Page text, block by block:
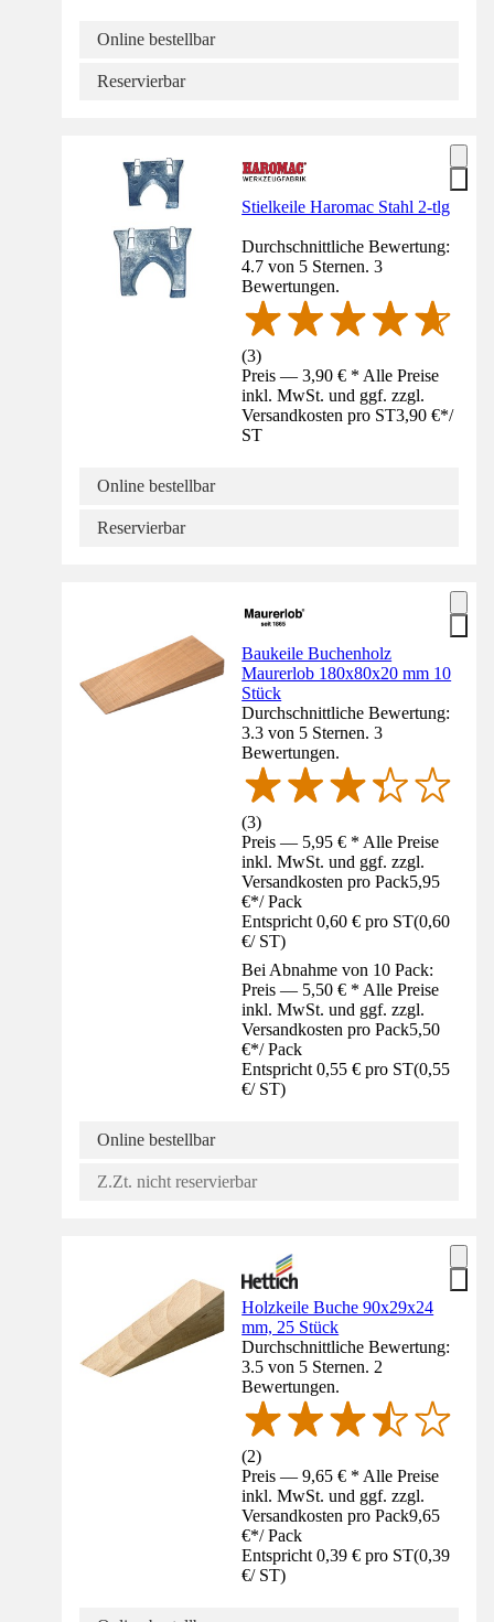
Online bestellbar
Reservierbar
Stielkeile Haromac Stahl 2-tlg
Durchschnittliche Bewertung:
4.7 von 5 Sternen. 3
Bewertungen.
(3)
Preis — 3,90 € * Alle Preise
inkl. MwSt. und ggf. zzgl.
Versandkosten pro ST3,90 €*/
ST
Online bestellbar
Reservierbar
Baukeile Buchenholz
Maurerlob 180x80x20 mm 10
Stück
Durchschnittliche Bewertung:
3.3 von 5 Sternen. 3
Bewertungen.
(3)
Preis — 5,95 € * Alle Preise
inkl. MwSt. und ggf. zzgl.
Versandkosten pro Pack5,95
€*/ Pack
Entspricht 0,60 € pro ST(0,60
€/ ST)
Bei Abnahme von 10 Pack:
Preis — 5,50 € * Alle Preise
inkl. MwSt. und ggf. zzgl.
Versandkosten pro Pack5,50
€*/ Pack
Entspricht 0,55 € pro ST(0,55
€/ ST)
Online bestellbar
Z.Zt. nicht reservierbar
Holzkeile Buche 90x29x24
mm, 25 Stück
Durchschnittliche Bewertung:
3.5 von 5 Sternen. 2
Bewertungen.
(2)
Preis — 9,65 € * Alle Preise
inkl. MwSt. und ggf. zzgl.
Versandkosten pro Pack9,65
€*/ Pack
Entspricht 0,39 € pro ST(0,39
€/ ST)